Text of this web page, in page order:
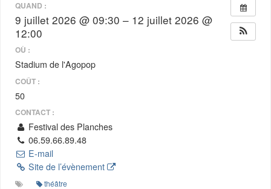
QUAND :
9 juillet 2026 @ 09:30 – 12 juillet 2026 @
12:00
OÙ :
Stadium de l'Agopop
COÛT :
50
CONTACT :
Festival des Planches
06.59.66.89.48
E-mail
Site de l’évènement
théâtre